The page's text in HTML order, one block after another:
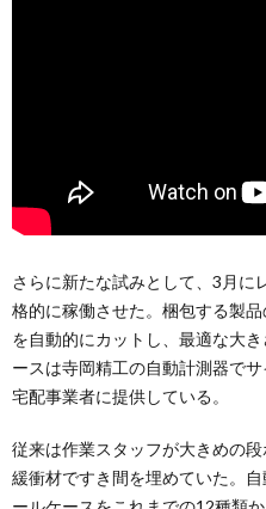
さらに新たな試みとして、3月に
格的に稼働させた。梱包する製
を自動的にカットし、最適な大
ースは寺岡精工の自動計測器で
宅配事業者に提供している。
従来は作業スタッフが大きめの
緩衝材ですき間を埋めていた。